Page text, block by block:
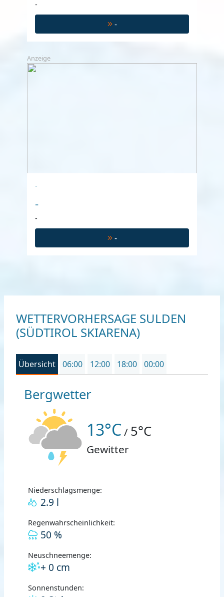
-
-
Anzeige
-
-
-
-
WETTERVORHERSAGE SULDEN
(SÜDTIROL SKIARENA)
Übersicht 06:00 12:00 18:00 00:00
Bergwetter
13°C / 5°C
Gewitter
Niederschlagsmenge:
2.9 l
Regenwahrscheinlichkeit:
50 %
Neuschneemenge:
+ 0 cm
Sonnenstunden: